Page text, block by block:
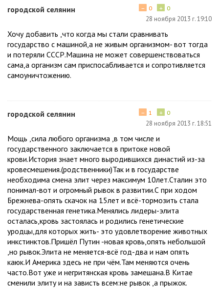
городской селянин + 0
− 0
28 ноября 2013 г. 19:10
Хочу добавить ,что когда мы стали сравнивать
государство с машиной,а не живым организмом- вот тогда
и потеряли СССР.Машина не может совершенствоваться
сама,а организм сам приспосабливается и сопротивляется
самоуничтожению.
городской селянин + 0
− 1
28 ноября 2013 г. 18:51
Мощь ,сила любого организма ,в том числе и
государственного заключается в притоке новой
крови.История знает много выродившихся династий из-за
кровесмешения.(родственники)Так и в государстве
необходима смена элит через максимум 10лет.Сталин это
понимал-вот и огромный рывок в развитии.С при ходом
Брежнева-опять скачок на 15лет и всё-тормозить стала
государственная генетика.Менялись лидеры-элита
осталась,кровь застоялась и родились генетические
уродцы,для которых жить- это удовлетворение животных
инкстинктов.Пришёл Путин -новая кровь,опять небольшой
,но рывок.Элита не меняется-всё год-два и нам опять
каюк.И Америка здесь не при чём.Там меняются очень
часто.Вот уже и негритянская кровь замешана.В Китае
сменили элиту и на зависть всем:не рывок ,а прыжок.